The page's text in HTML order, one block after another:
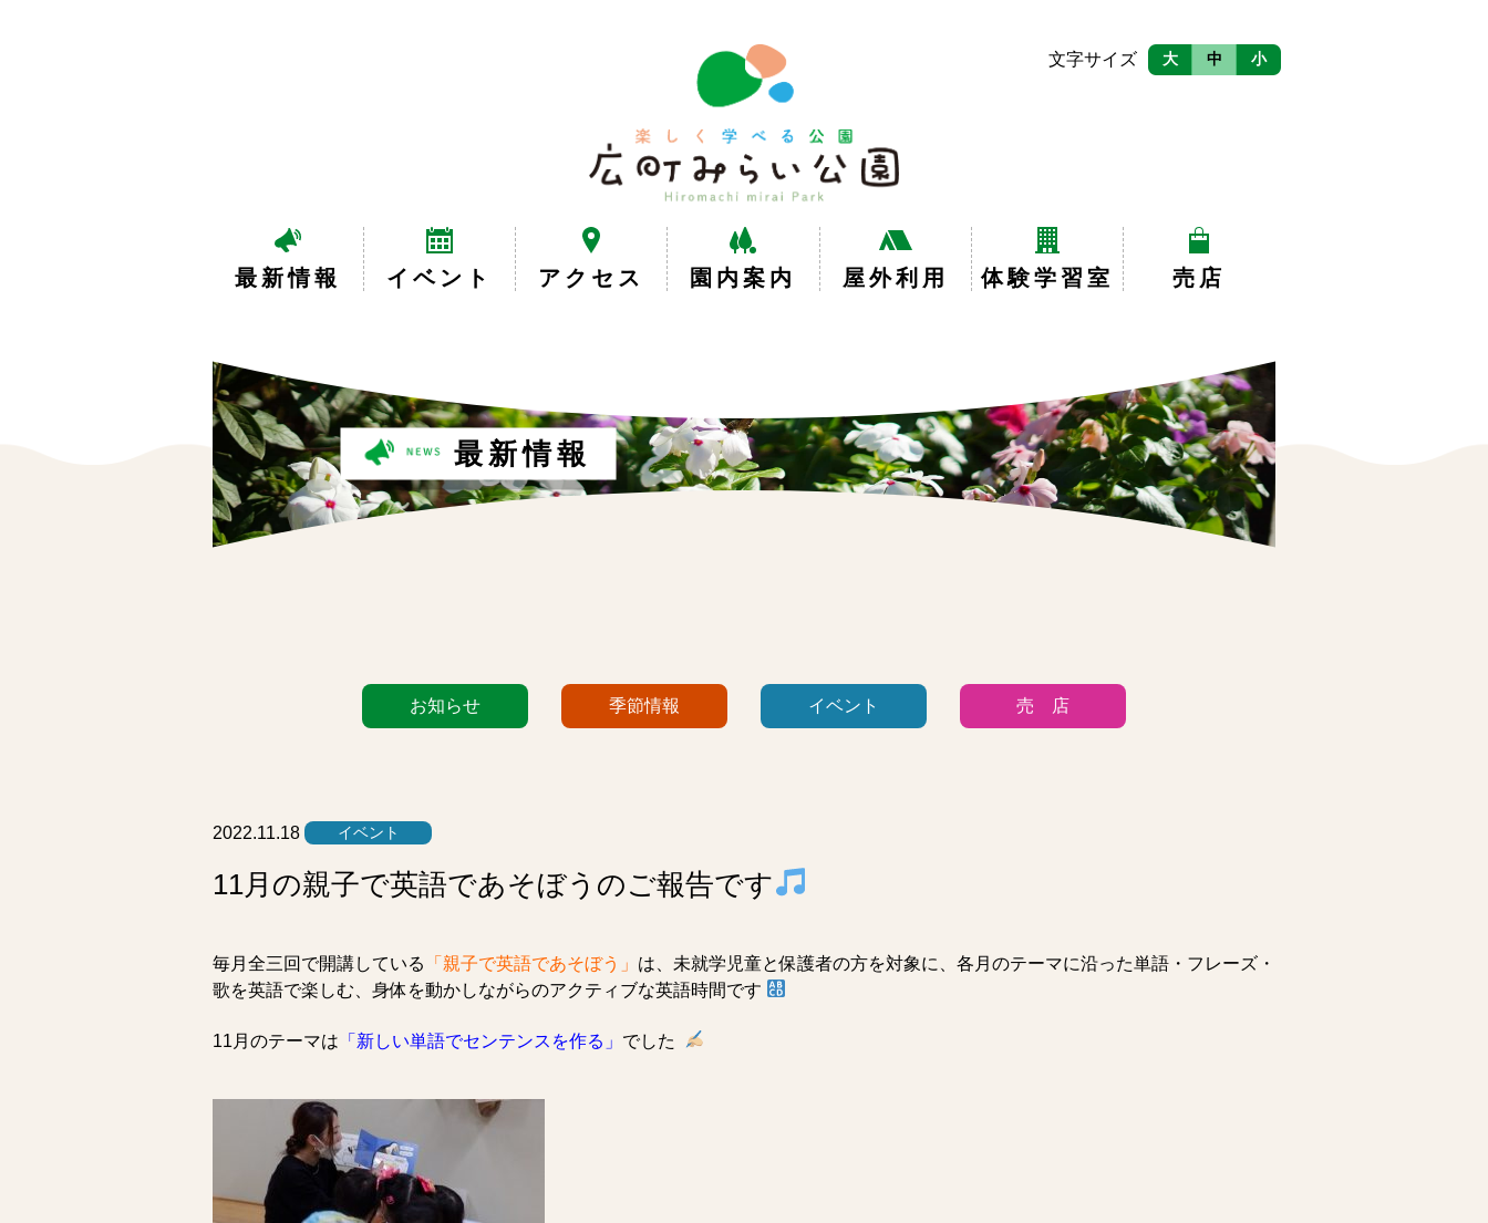
べ
る
園
広
町
園
最新情報 イベント アクセス 園内案内 屋外利用 体験学習室 売店
文字サイズ 大 中 小
最新情報
リ
ト
お知らせ 季節情報 イベント 売 店
2022.11.18 イベント
11月の親子で英語であそぼうのご報告です
毎月全三回で開講している 「親子で英語であそぼう」 は、未就学児童と保護者の方を対象に、各月のテーマに沿った単語・フレーズ・
歌を英語で楽しむ、身体を動かしながらのアクティブな英語時間です
11月のテーマは 「新しい単語でセンテンスを作る」 でした